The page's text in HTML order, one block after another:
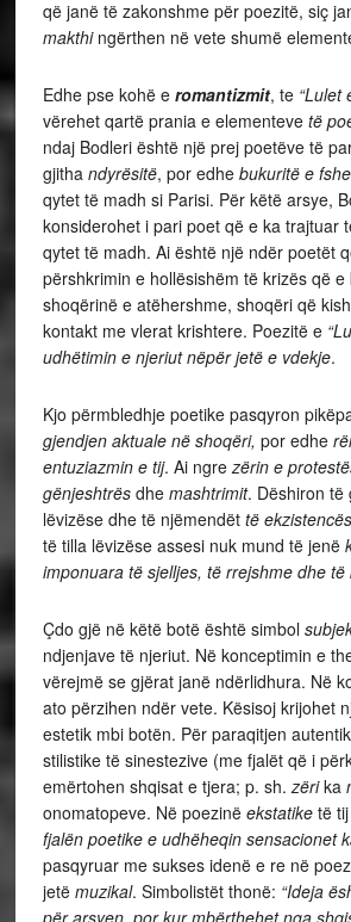
që janë të zakonshme për poezitë, siç
makthingërthen në vete shumë
Edhe pse kohë e romantizmit, te “Lulet
vërehet qartë prania e elementeve të
ndaj Bodleri është një prej poetëve të
gjitha ndyrësitë, por edhe bukuritë e
qytet të madh si Parisi. Për këtë arsye,
konsiderohet i pari poet që e ka trajtuar
qytet të madh. Ai është një ndër poetët
përshkrimin e hollësishëm të krizës që
shoqërinë e atëhershme, shoqëri që
kontakt me vlerat krishtere. Poezitë e
udhëtimin e njeriut nëpër jetë e vdekje.
Kjo përmbledhje poetike pasqyron
gjendjen aktuale në shoqëri, por edhe
entuziazmin e tij. Ai ngrezërin e
gënjeshtrësdhe mashtrimit. Dëshiron të
lëvizëse dhe të njëmendët të
të tilla lëvizëse assesi nuk mund të jenë
imponuara të sjelljes, të rrejshme dhe të
Çdo gjë në këtë botë është simbol
ndjenjave të njeriut. Në konceptimin e
vërejmë se gjërat janë ndërlidhura. Në
ato përzihen ndër vete. Kësisoj krijohet
estetik mbi botën. Për paraqitjen
stilistike të sinestezive (me fjalët që i
emërtohen shqisat e tjera; p. sh.zërika
onomatopeve. Në poezinë ekstatiketë tij
fjalën poetike e udhëheqin sensacionet
pasqyruar me sukses idenë e re në
jetë muzikal. Simbolistët thonë: “Ideja
për arsyen, por kur mbërthehet nga